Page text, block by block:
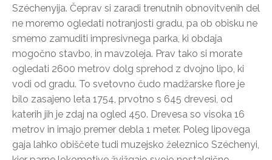
Széchenyija. Čeprav si zaradi trenutnih obnovitvenih del
ne moremo ogledati notranjosti gradu, pa ob obisku ne
smemo zamuditi impresivnega parka, ki obdaja
mogočno stavbo, in mavzoleja. Prav tako si morate
ogledati 2600 metrov dolg sprehod z dvojno lipo, ki
vodi od gradu. To svetovno čudo madžarske flore je
bilo zasajeno leta 1754, prvotno s 645 drevesi, od
katerih jih je zdaj na ogled 450. Drevesa so visoka 16
metrov in imajo premer debla 1 meter. Poleg lipovega
gaja lahko obiščete tudi muzejsko železnico Széchenyi,